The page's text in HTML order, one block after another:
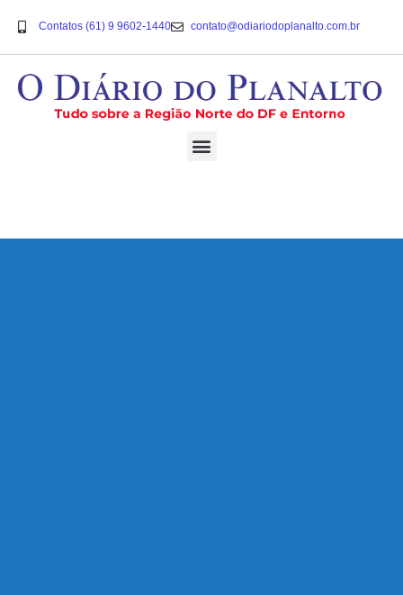
Contatos (61) 9 9602-1440 contato@odiariodoplanalto.com.br